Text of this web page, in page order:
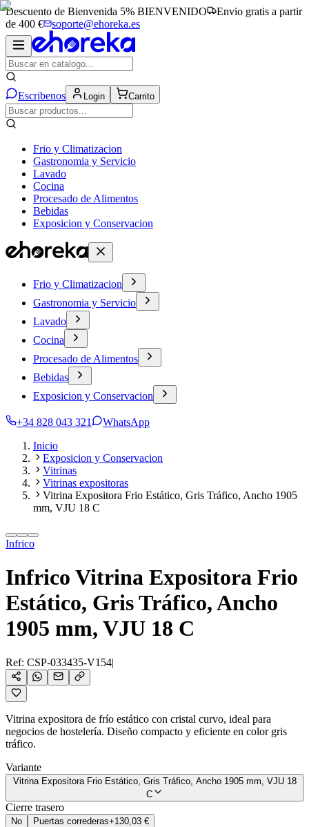
Descuento de Bienvenida 5% BIENVENIDO
Envio gratis a partir
de 400 €
soporte@ehoreka.es
Escribenos Login Carrito
Frio y Climatizacion
Gastronomia y Servicio
Lavado
Cocina
Procesado de Alimentos
Bebidas
Exposicion y Conservacion
Frio y Climatizacion
Gastronomia y Servicio
Lavado
Cocina
Procesado de Alimentos
Bebidas
Exposicion y Conservacion
+34 828 043 321
WhatsApp
Inicio
Exposicion y Conservacion
Vitrinas
Vitrinas expositoras
Vitrina Expositora Frio Estático, Gris Tráfico, Ancho 1905
mm, VJU 18 C
Infrico
Infrico Vitrina Expositora Frio
Estático, Gris Tráfico, Ancho
1905 mm, VJU 18 C
Ref: CSP-033435-V154|
Vitrina expositora de frío estático con cristal curvo, ideal para
negocios de hostelería. Diseño compacto y eficiente en color gris
tráfico.
Variante
Vitrina Expositora Frio Estático, Gris Tráfico, Ancho 1905 mm, VJU 18
C
Cierre trasero
No Puertas correderas+130,03 €